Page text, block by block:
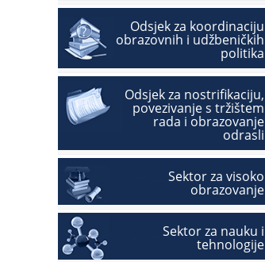
Odsjek za koordinaciju
obrazovnih i udžbeničkih
politika
Odsjek za nostrifikaciju,
povezivanje s tržištem
rada i obrazovanje
odrasli
Sektor za visoko
obrazovanje
Sektor za nauku i
tehnologije